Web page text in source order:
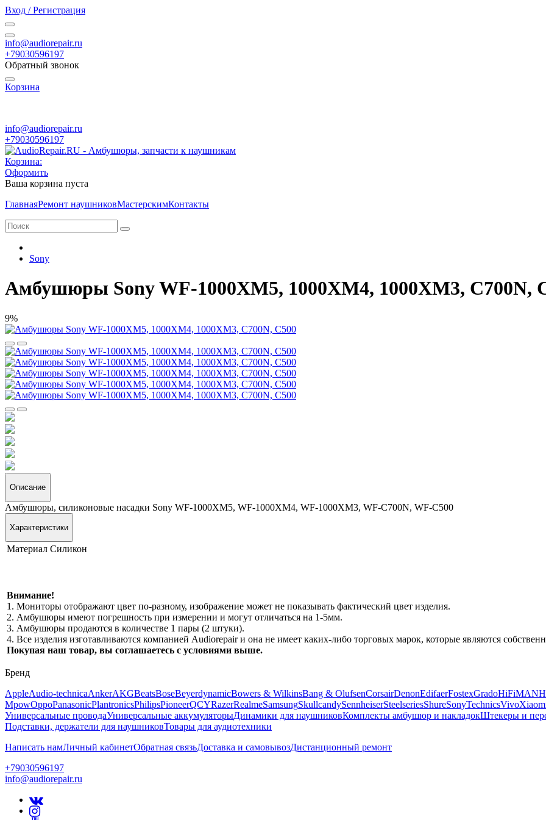
Вход / Регистрация
info@audiorepair.ru
+79030596197
Обратный звонок
Корзина
info@audiorepair.ru
+79030596197
Корзина:
Оформить
Ваша корзина пуста
ГлавнаяРемонт наушниковМастерскимКонтакты
Sony
Амбушюры Sony WF-1000XM5, 1000XM4, 1000XM3, C700N,
9%
Описание
Амбушюры, силиконовые насадки Sony WF-1000XM5, WF-1000XM4, WF-1000XM3, WF-C700N, WF-C500
Характеристики
Материал Силикон
Внимание!
1. Мониторы отображают цвет по-разному, изображение может не показывать фактический цвет изделия.
2. Амбушюры имеют погрешность при измерении и могут отличаться на 1-5мм.
3. Амбушюры продаются в количестве 1 пары (2 штуки).
4. Все изделия изготавливаются компанией Audiorepair и она не имеет каких-либо торговых марок, которые являются
Покупая наш товар, вы соглашаетесь с условиями выше.
Бренд
AppleAudio-technicaAnkerAKGBeatsBoseBeyerdynamicBowers & WilkinsBang & OlufsenCorsairDenonEdifaerFostexGradoHiFiMAN
MpowOppoPanasonicPlantronicsPhilipsPioneerQCYRazerRealmeSamsungSkullcandySennheiserSteelseriesShureSonyTechnicsVivo
Универсальные проводаУниверсальные аккумуляторыДинамики для наушниковКомплекты амбушюр и накладокШтекеры и
Подставки, держатели для наушниковТовары для аудиотехники
Написать намЛичный кабинетОбратная связьДоставка и самовывозДистанционный ремонт
+79030596197
info@audiorepair.ru